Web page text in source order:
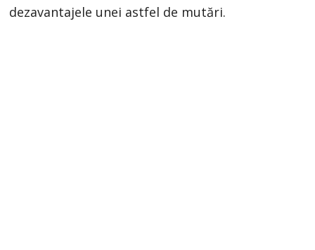
dezavantajele unei astfel de mutări.